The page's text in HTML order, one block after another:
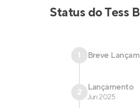
Status doTess
1 Breve
2 Lançamento
Jun 2025